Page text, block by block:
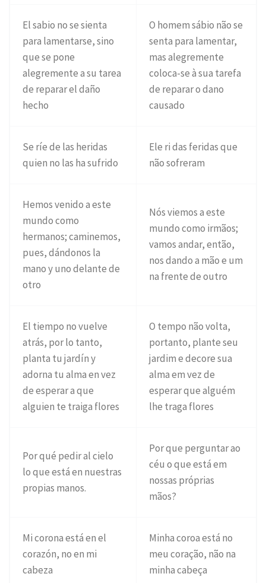
El sabio no se sienta
para lamentarse, sino
que se pone
alegremente a su tarea
de reparar el daño
hecho
O homem sábio não se
senta para lamentar,
mas alegremente
coloca-se à sua tarefa
de reparar o dano
causado
Se ríe de las heridas
quien no las ha sufrido
Ele ri das feridas que
não sofreram
Hemos venido a este
mundo como
hermanos; caminemos,
pues, dándonos la
mano y uno delante de
otro
Nós viemos a este
mundo como irmãos;
vamos andar, então,
nos dando a mão e um
na frente de outro
El tiempo no vuelve
atrás, por lo tanto,
planta tu jardín y
adorna tu alma en vez
de esperar a que
alguien te traiga flores
O tempo não volta,
portanto, plante seu
jardim e decore sua
alma em vez de
esperar que alguém
lhe traga flores
Por qué pedir al cielo
lo que está en nuestras
propias manos.
Por que perguntar ao
céu o que está em
nossas próprias
mãos?
Mi corona está en el
corazón, no en mi
cabeza
Minha coroa está no
meu coração, não na
minha cabeça